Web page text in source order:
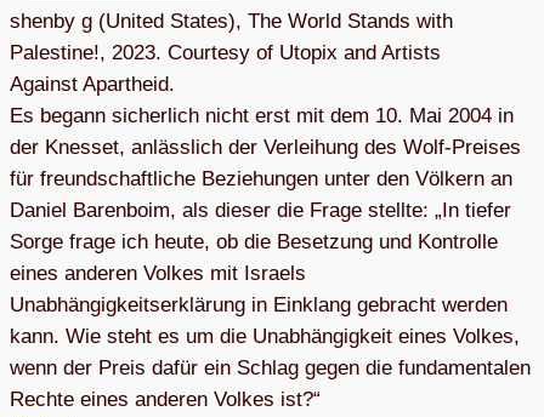
shenby g (United States), The World Stands with
Palestine!, 2023. Courtesy of Utopix and Artists
Against Apartheid.
Es begann sicherlich nicht erst mit dem 10. Mai 2004 in
der Knesset, anlässlich der Verleihung des Wolf-Preises
für freundschaftliche Beziehungen unter den Völkern an
Daniel Barenboim, als dieser die Frage stellte: „In tiefer
Sorge frage ich heute, ob die Besetzung und Kontrolle
eines anderen Volkes mit Israels
Unabhängigkeitserklärung in Einklang gebracht werden
kann. Wie steht es um die Unabhängigkeit eines Volkes,
wenn der Preis dafür ein Schlag gegen die fundamentalen
Rechte eines anderen Volkes ist?“